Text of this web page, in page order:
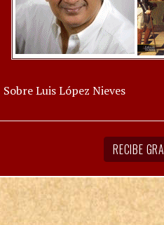
Sobre Luis López Nieves
RECIBE